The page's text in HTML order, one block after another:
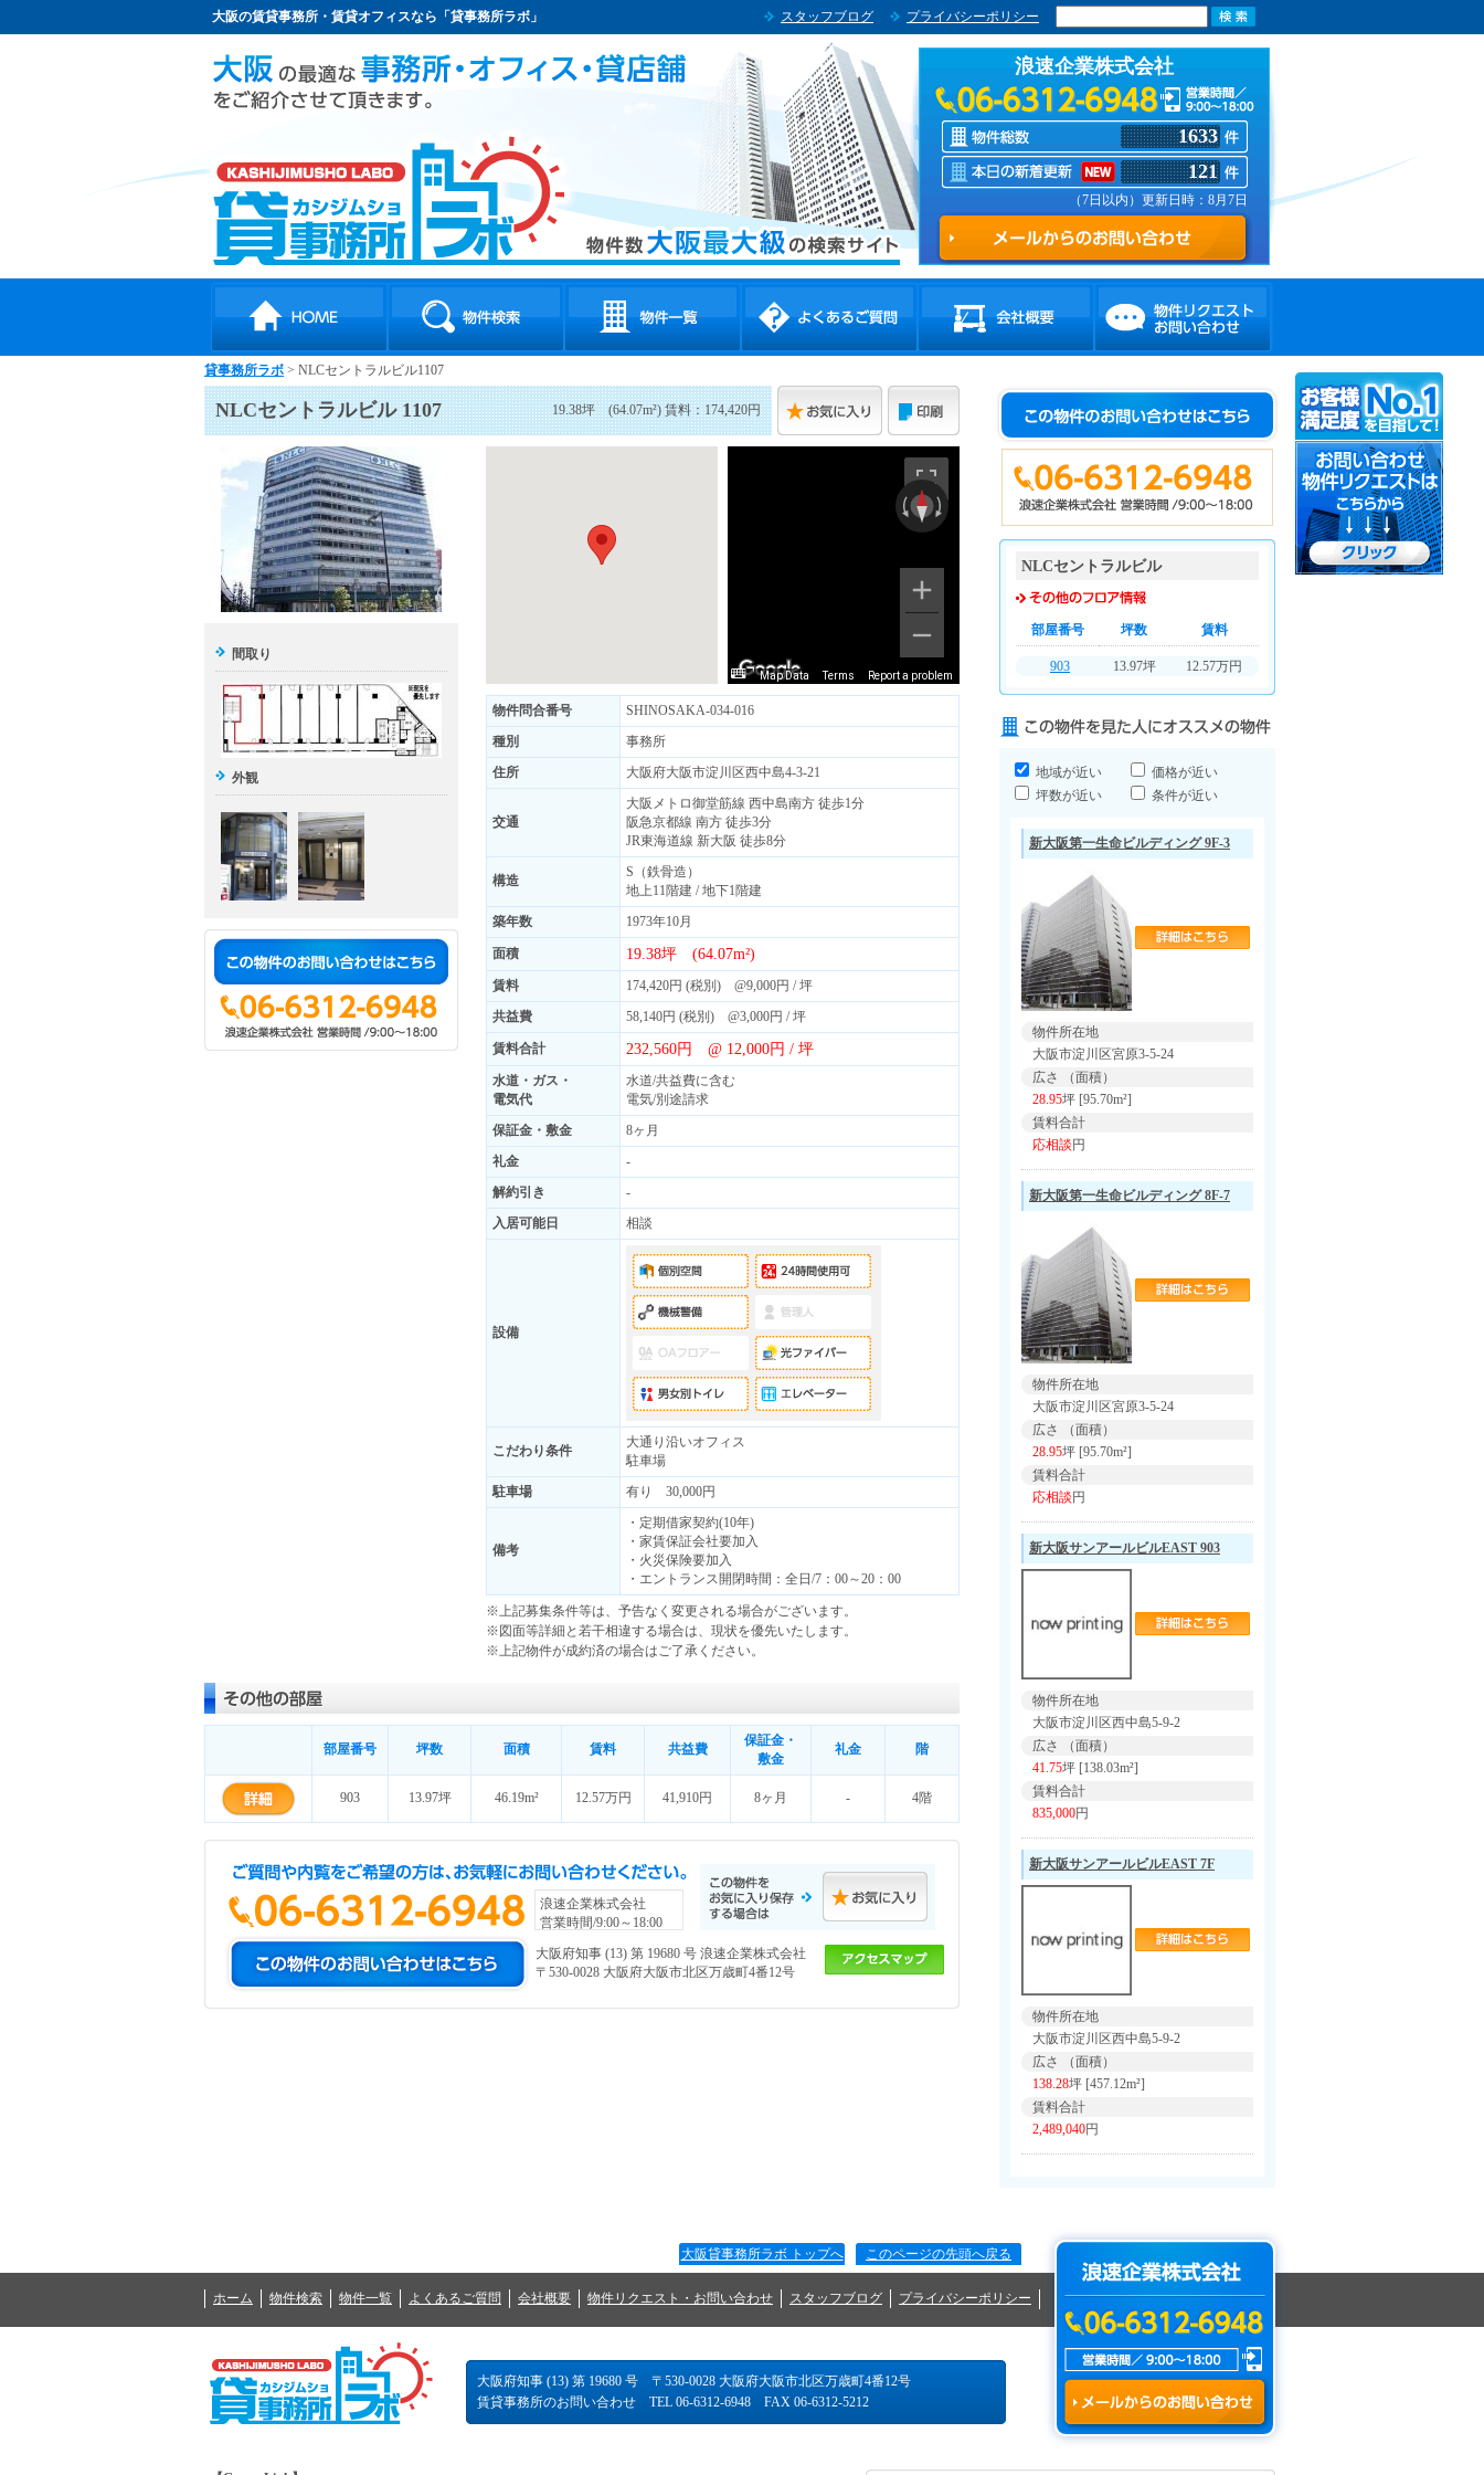
大阪の賃貸事務所・賃貸オフィスなら「貸事務所ラボ」 スタッフブログ プライバシーポリシー
浪速企業株式会社
1633
121
（7日以内）更新日時：8月7日
貸事務所ラボ > NLCセントラルビル1107
NLCセントラルビル 1107 19.38坪 (64.07m²) 賃料：174,420円
間取り
外観
Map Data Terms Report a problem
物件問合番号
SHINOSAKA-034-016
種別
事務所
住所
大阪府大阪市淀川区西中島4-3-21
交通
大阪メトロ御堂筋線 西中島南方 徒歩1分
阪急京都線 南方 徒歩3分
JR東海道線 新大阪 徒歩8分
構造
S（鉄骨造）
地上11階建 / 地下1階建
築年数
1973年10月
面積 19.38坪 (64.07m²)
賃料
174,420円 (税別) @9,000円 / 坪
共益費
58,140円 (税別) @3,000円 / 坪
賃料合計 232,560円 @ 12,000円 / 坪
水道・ガス・
電気代
水道/共益費に含む
電気/別途請求
保証金・敷金
8ヶ月
礼金
-
解約引き
-
入居可能日
相談
設備
こだわり条件
大通り沿いオフィス
駐車場
駐車場
有り 30,000円
備考
・定期借家契約(10年)
・家賃保証会社要加入
・火災保険要加入
・エントランス開閉時間：全日/7：00～20：00
※上記募集条件等は、予告なく変更される場合がございます。
※図面等詳細と若干相違する場合は、現状を優先いたします。
※上記物件が成約済の場合はご了承ください。
部屋番号 坪数 面積 賃料 共益費
保証金・
敷金
礼金 階
903 13.97坪 46.19m² 12.57万円 41,910円 8ヶ月 - 4階
浪速企業株式会社
営業時間/9:00～18:00
大阪府知事 (13) 第 19680 号 浪速企業株式会社
〒530-0028 大阪府大阪市北区万歳町4番12号
NLCセントラルビル
部屋番号 坪数 賃料
903 13.97坪 12.57万円
地域が近い
価格が近い
坪数が近い
条件が近い
新大阪第一生命ビルディング 9F-3
物件所在地
大阪市淀川区宮原3-5-24
広さ （面積）
28.95坪 [95.70m²]
賃料合計
応相談円
新大阪第一生命ビルディング 8F-7
物件所在地
大阪市淀川区宮原3-5-24
広さ （面積）
28.95坪 [95.70m²]
賃料合計
応相談円
新大阪サンアールビルEAST 903
物件所在地
大阪市淀川区西中島5-9-2
広さ （面積）
41.75坪 [138.03m²]
賃料合計
835,000円
新大阪サンアールビルEAST 7F
物件所在地
大阪市淀川区西中島5-9-2
広さ （面積）
138.28坪 [457.12m²]
賃料合計
2,489,040円
大阪貸事務所ラボ トップへ このページの先頭へ戻る
ホーム 物件検索 物件一覧 よくあるご質問 会社概要 物件リクエスト・お問い合わせ スタッフブログ プライバシーポリシー
大阪府知事 (13) 第 19680 号 〒530-0028 大阪府大阪市北区万歳町4番12号
賃貸事務所のお問い合わせ TEL 06-6312-6948 FAX 06-6312-5212